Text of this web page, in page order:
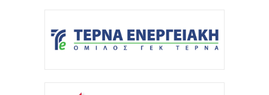
ΔΕΗ προς επενδυτές: Σε τροχιά επίτευξης των
στόχων του 2026 – Προχωρούν οι συζητήσεις...